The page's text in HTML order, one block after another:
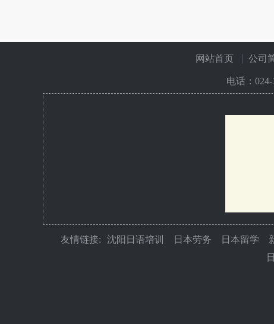
网站首页 公司
电话： 024-
友情链接: 沈阳日语培训 日本劳务 日本留学